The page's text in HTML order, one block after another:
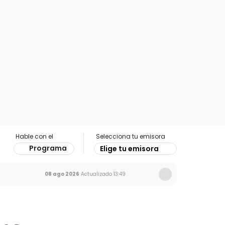
Hable con el
Programa
Selecciona tu emisora
Elige tu emisora
08 ago 2026 Actualizado 13:49